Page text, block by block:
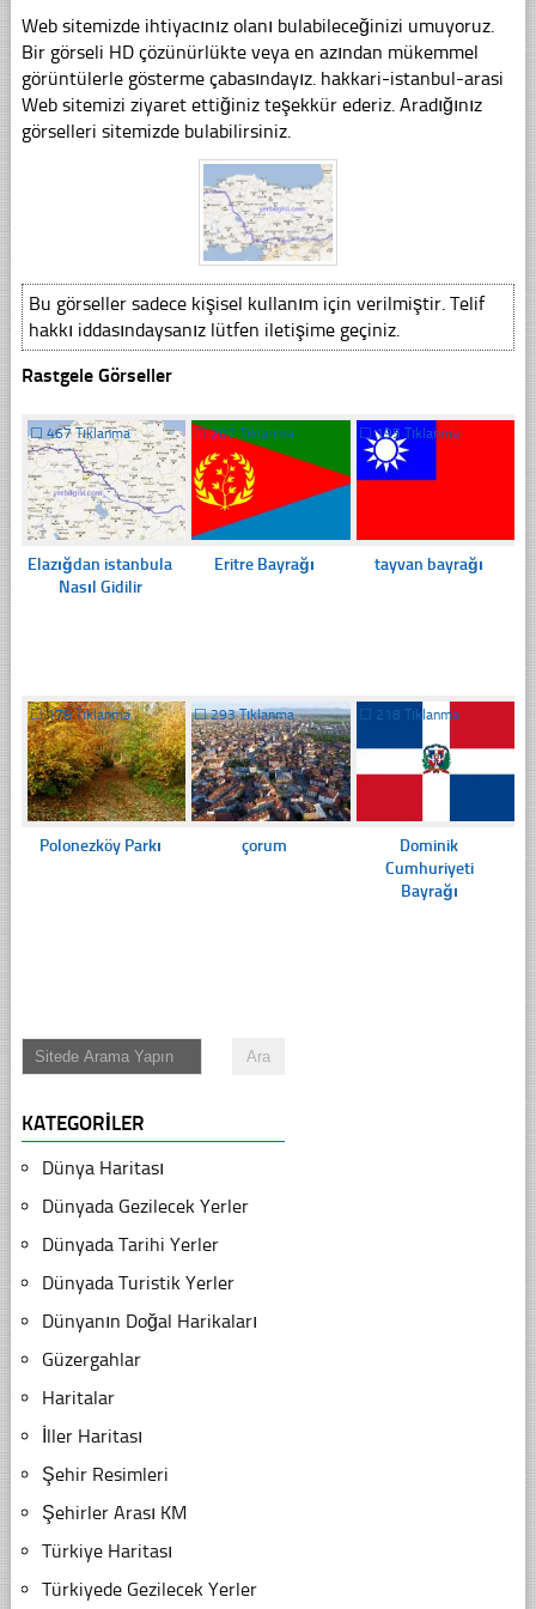
Web sitemizde ihtiyacınız olanı bulabileceğinizi umuyoruz.
Bir görseli HD çözünürlükte veya en azından mükemmel
görüntülerle gösterme çabasındayız. hakkari-istanbul-arasi
Web sitemizi ziyaret ettiğiniz teşekkür ederiz. Aradığınız
görselleri sitemizde bulabilirsiniz.
Bu görseller sadece kişisel kullanım için verilmiştir. Telif
hakkı iddasındaysanız lütfen iletişime geçiniz.
Rastgele Görseller
☐ 467 Tıklanma
Elazığdan istanbula
Nasıl Gidilir
☐207 Tıklanma
Eritre Bayrağı
☐195 Tıklanma
tayvan bayrağı
☐178 Tıklanma
Polonezköy Parkı
☐293 Tıklanma
çorum
☐ 218 Tıklanma
Dominik
Cumhuriyeti
Bayrağı
KATEGORILER
Dünya Haritası
Dünyada Gezilecek Yerler
Dünyada Tarihi Yerler
Dünyada Turistik Yerler
Dünyanın Doğal Harikaları
Güzergahlar
Haritalar
İller Haritası
Şehir Resimleri
Şehirler Arası KM
Türkiye Haritası
Türkiyede Gezilecek Yerler